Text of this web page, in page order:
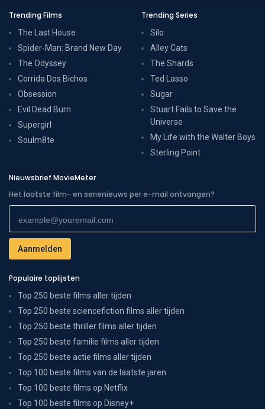
Trending Films
The Last House
Spider-Man: Brand New Day
The Odyssey
Corrida Dos Bichos
Obsession
Evil Dead Burn
Supergirl
Soulm8te
Trending Series
Silo
Alley Cats
The Shards
Ted Lasso
Sugar
Stuart Fails to Save the
Universe
My Life with the Walter Boys
Sterling Point
Nieuwsbrief MovieMeter
Het laatste film- en serienieuws per e-mail ontvangen?
Populaire toplijsten
Top 250 beste films aller tijden
Top 250 beste sciencefiction films aller tijden
Top 250 beste thriller films aller tijden
Top 250 beste familie films aller tijden
Top 250 beste actie films aller tijden
Top 100 beste films van de laatste jaren
Top 100 beste films op Netflix
Top 100 beste films op Disney+